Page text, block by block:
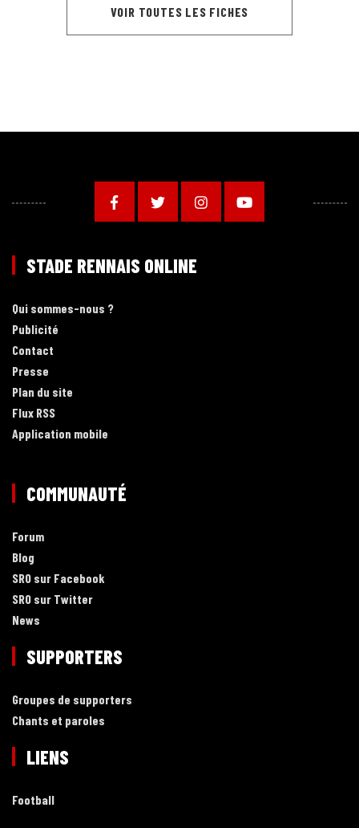
VOIR TOUTES LES FICHES
STADE RENNAIS ONLINE
Qui sommes-nous ?
Publicité
Contact
Presse
Plan du site
Flux RSS
Application mobile
COMMUNAUTÉ
Forum
Blog
SRO sur Facebook
SRO sur Twitter
News
SUPPORTERS
Groupes de supporters
Chants et paroles
LIENS
Football